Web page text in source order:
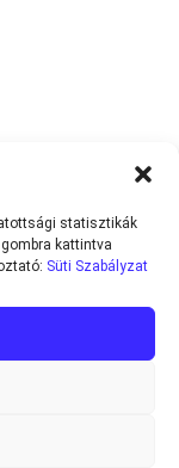
statisztikák
kattintva
Süti Szabályzat